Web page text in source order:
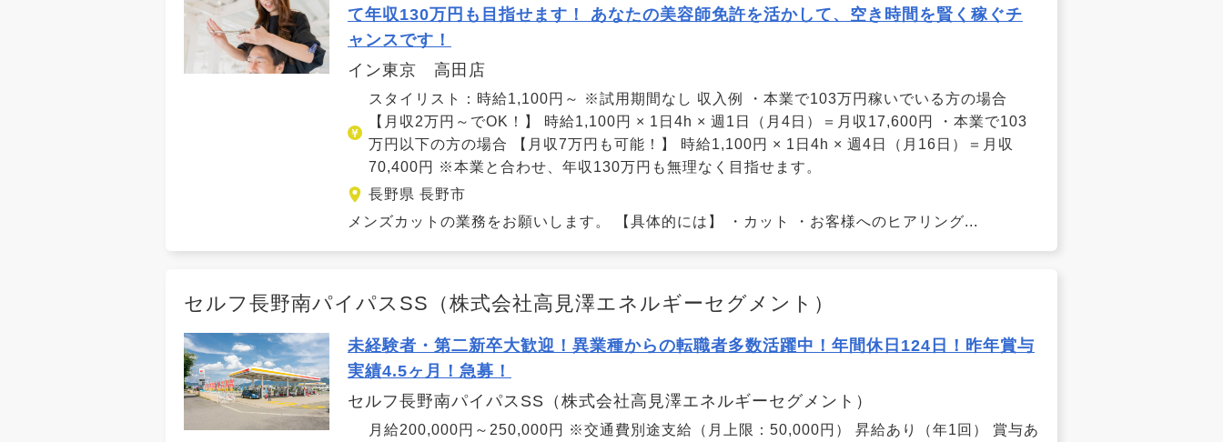
て年収130万円も目指せます！ あなたの美容師免許を活かして、空き時間を賢く稼ぐチ
ャンスです！
イン東京 高田店
スタイリスト：時給1,100円～ ※試用期間なし 収入例 ・本業で103万円稼いでいる方の場合
【月収2万円～でOK！】 時給1,100円 × 1日4h × 週1日（月4日）＝月収17,600円 ・本業で103
万円以下の方の場合 【月収7万円も可能！】 時給1,100円 × 1日4h × 週4日（月16日）＝月収
70,400円 ※本業と合わせ、年収130万円も無理なく目指せます。
長野県 長野市
メンズカットの業務をお願いします。 【具体的には】 ・カット ・お客様へのヒアリング...
セルフ長野南パイパスSS（株式会社高見澤エネルギーセグメント）
未経験者・第二新卒大歓迎！異業種からの転職者多数活躍中！年間休日124日！昨年賞与
実績4.5ヶ月！急募！
セルフ長野南パイパスSS（株式会社高見澤エネルギーセグメント）
月給200,000円～250,000円 ※交通費別途支給（月上限：50,000円） 昇給あり（年1回） 賞与あ